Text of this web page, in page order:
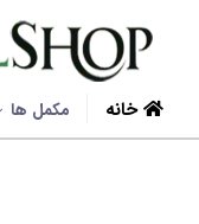
خانه مکمل ها